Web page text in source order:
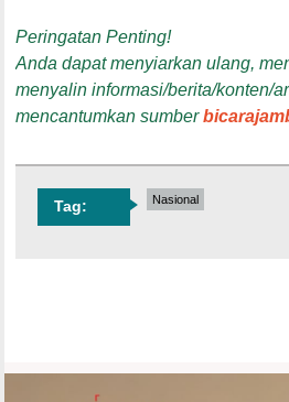
Peringatan Penting!
Anda dapat menyiarkan ulang,
menyalin informasi/berita/konten/
mencantumkan sumber
Tag: Nasional